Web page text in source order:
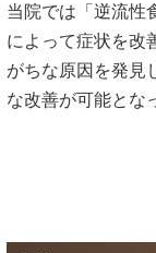
当院では「逆流性
によって症状を改
がちな原因を発見
な改善が可能とな